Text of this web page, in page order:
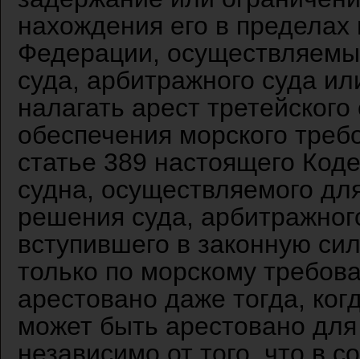
нахождения его в
Федерации,
суда, арбитражного суда
налагать арест
обеспечения морского
статье 389 настоящего
судна, осуществляемого
решения суда,
вступившего в законную
только по морскому
арестовано даже тогда,
может быть арестовано